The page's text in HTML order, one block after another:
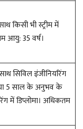
किसी भी स्ट्रीम में
आयु: 35 वर्ष।
सिविल इंजीनियरिंग
या 5 साल के अनुभव के
में डिप्लोमा। अधिकतम